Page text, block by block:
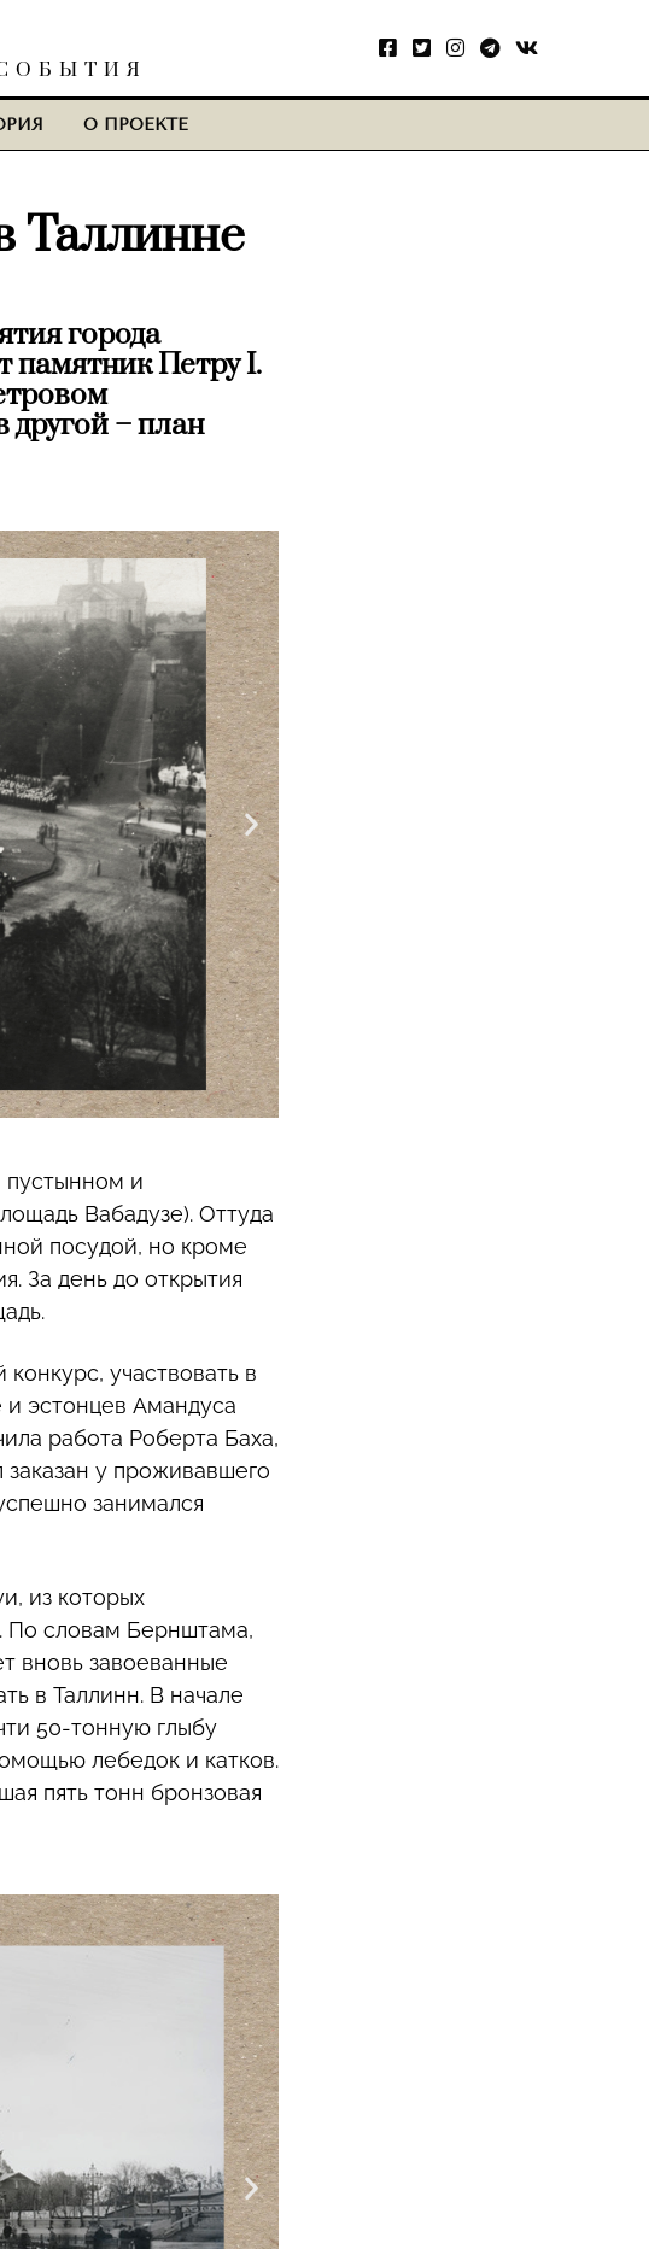
О ПРОЕКТЕ
Таллинне
города
памятник Петру I.
другой – план
и
Вабадузе). Оттуда
посудой, но кроме
За день до открытия
участвовать в
и эстонцев Амандуса
работа Роберта Баха,
у проживавшего
занимался
из которых
По словам Бернштама,
вновь завоеванные
в Таллинн. В начале
50-тонную глыбу
лебедок и катков.
пять тонн бронзовая